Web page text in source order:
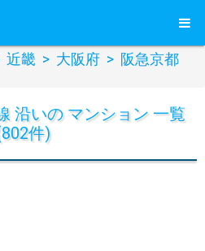
近畿 > 大阪府 > 阪急京都
沿いの マンション 一覧
件)